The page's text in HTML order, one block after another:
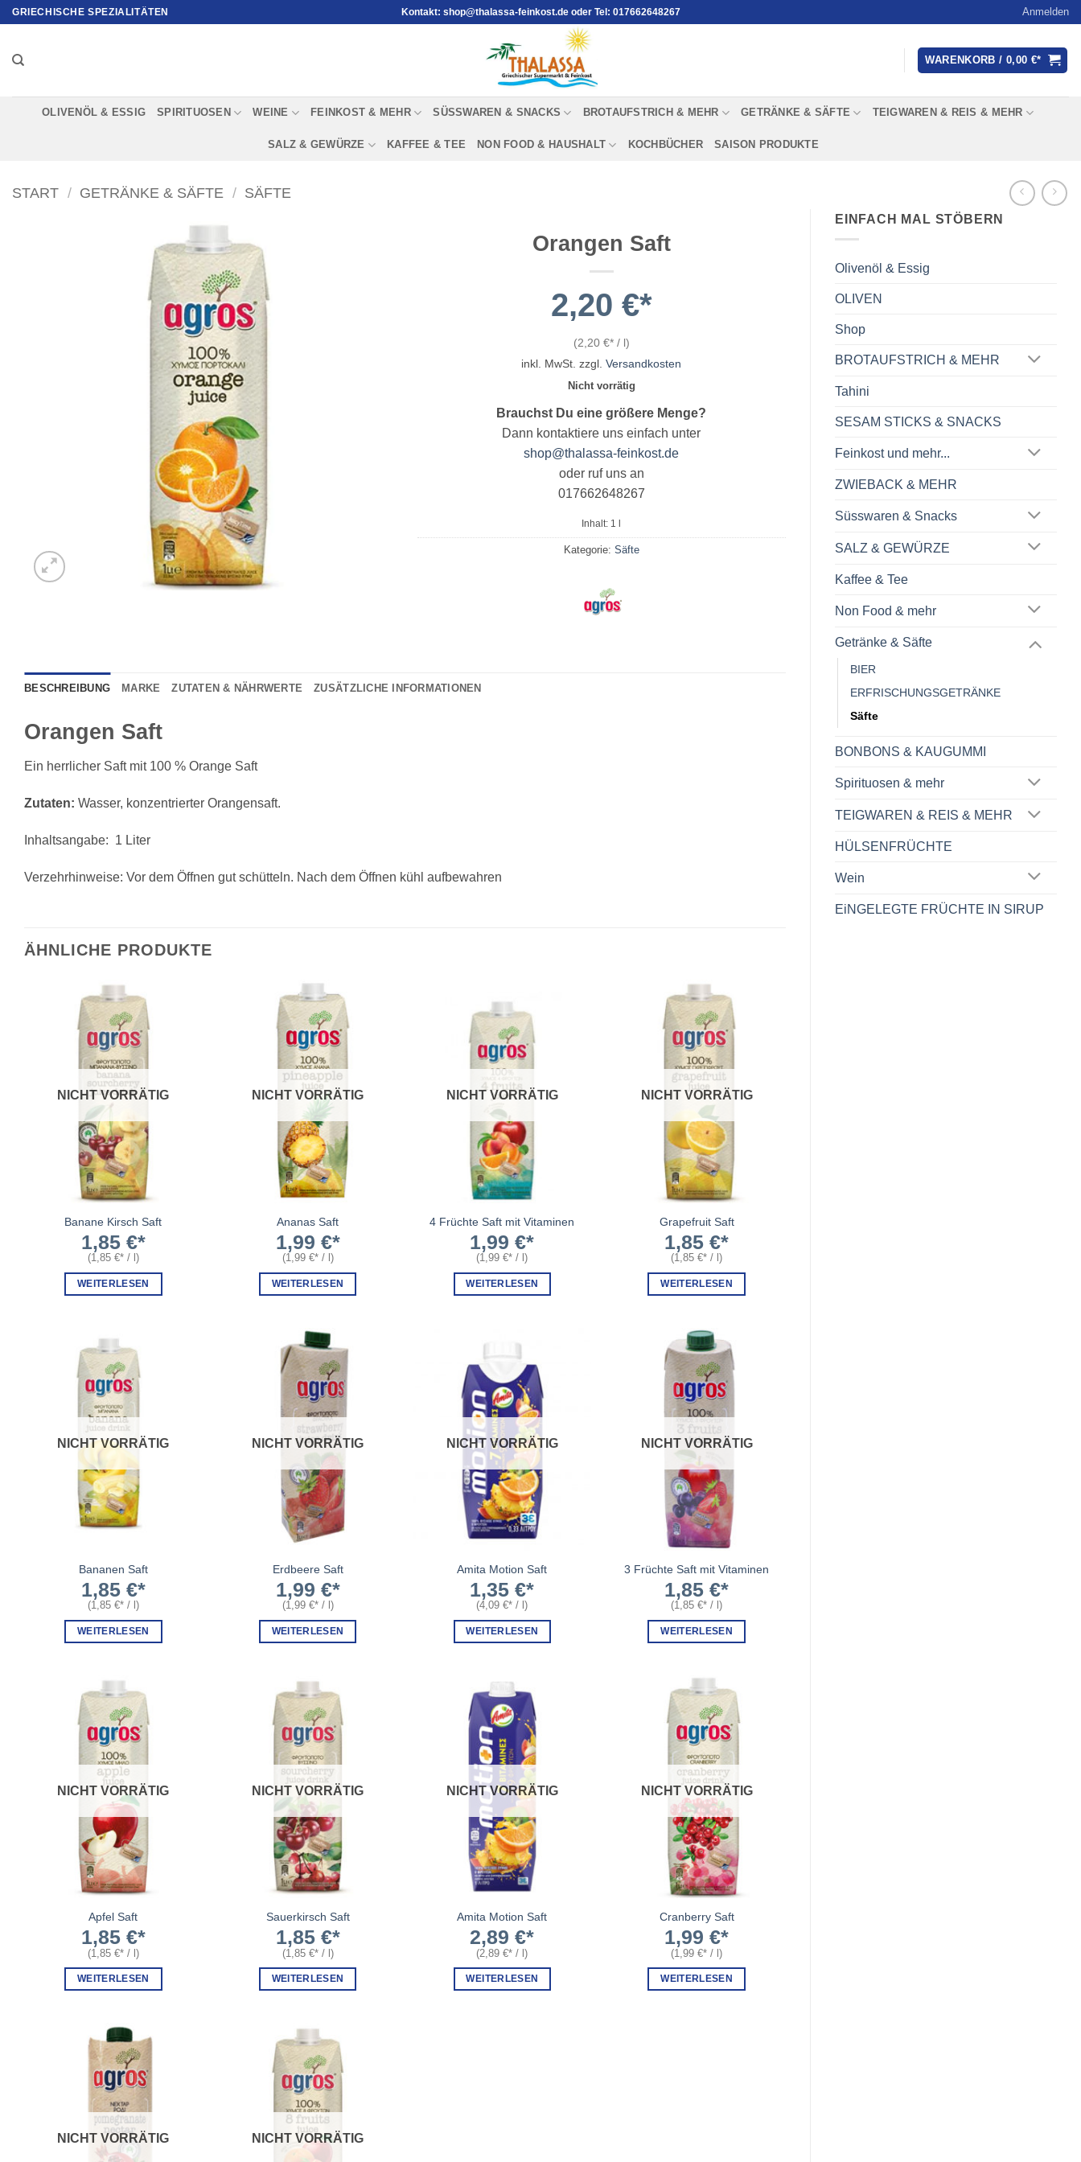
ZumGRIECHISCHE SPEZIALITÄTEN Kontakt: shop@thalassa-feinkost.de oder Tel: 017662648267 Anmelden
WARENKORB / 0,00 €
OLIVENÖL & ESSIG SPIRITUOSEN WEINE FEINKOST & MEHR SÜSSWAREN & SNACKS BROTAUFSTRICH & MEHR GETRÄNKE & SÄFTE TEIGWAREN & REIS & MEHR
SALZ & GEWÜRZE KAFFEE & TEE NON FOOD & HAUSHALT KOCHBÜCHER SAISON PRODUKTE
START / GETRÄNKE & SÄFTE / SÄFTE
EINFACH MAL STÖBERN
Olivenöl & Essig
OLIVEN
Shop
BROTAUFSTRICH & MEHR
Tahini
SESAM STICKS & SNACKS
Feinkost und mehr...
ZWIEBACK & MEHR
Süsswaren & Snacks
SALZ & GEWÜRZE
Kaffee & Tee
Non Food & mehr
Getränke & Säfte
BIER
ERFRISCHUNGSGETRÄNKE
Säfte
BONBONS & KAUGUMMI
Spirituosen & mehr
TEIGWAREN & REIS & MEHR
HÜLSENFRÜCHTE
Wein
EiNGELEGTE FRÜCHTE IN SIRUP
Orangen Saft
2,20 €
(2,20 € / l)
inkl. MwSt. zzgl.Versandkosten
Nicht vorrätig
Brauchst Du eine größere Menge?
Dann kontaktiere uns einfach unter
shop@thalassa-feinkost.de
oder ruf uns an
017662648267
Inhalt: 1
Kategorie: Säfte
BESCHREIBUNG MARKE ZUTATEN & NÄHRWERTE ZUSÄTZLICHE INFORMATIONEN
Orangen Saft
Ein herrlicher Saft mit 100 % Orange Saft
Zutaten: Wasser, konzentrierter Orangensaft.
Inhaltsangabe: 1 Liter
Verzehrhinweise: Vor dem Öffnen gut schütteln. Nach dem Öffnen kühl aufbewahren
ÄHNLICHE PRODUKTE
NICHT VORRÄTIG
Banane Kirsch Saft
1,85 €
(1,85 € / )
WEITERLESEN
NICHT VORRÄTIG
Ananas Saft
1,99 €
(1,99 € / )
WEITERLESEN
NICHT VORRÄTIG
4 Früchte Saft mit Vitaminen
1,99€
(1,99€ / l)
WEITERLESEN
NICHT VORRÄTIG
Grapefruit Saft
1,85€
(1,85€ / l)
WEITERLESEN
NICHT VORRÄTIG
Bananen Saft
1,85 €
(1,85 € / )
WEITERLESEN
NICHT VORRÄTIG
Erdbeere Saft
1,99 €
(1,99 € / )
WEITERLESEN
NICHT VORRÄTIG
Amita Motion Saft
1,35€
(4,09€ / l)
WEITERLESEN
NICHT VORRÄTIG
3 Früchte Saft mit Vitaminen
1,85€
(1,85€ / l)
WEITERLESEN
NICHT VORRÄTIG
Apfel Saft
1,85 €
(1,85 € / l)
WEITERLESEN
NICHT VORRÄTIG
Sauerkirsch Saft
1,85 €
(1,85 € / l)
WEITERLESEN
NICHT VORRÄTIG
Amita Motion Saft
2,89€
(2,89€ / l)
WEITERLESEN
NICHT VORRÄTIG
Cranberry Saft
1,99€
(1,99€ / l)
WEITERLESEN
NICHT VORRÄTIG NICHT VORRÄTIG